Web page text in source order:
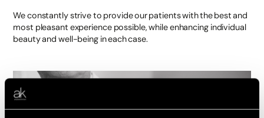
We constantly strive to provide our patients with the best and
most pleasant experience possible, while enhancing individual
beauty and well-being in each case.